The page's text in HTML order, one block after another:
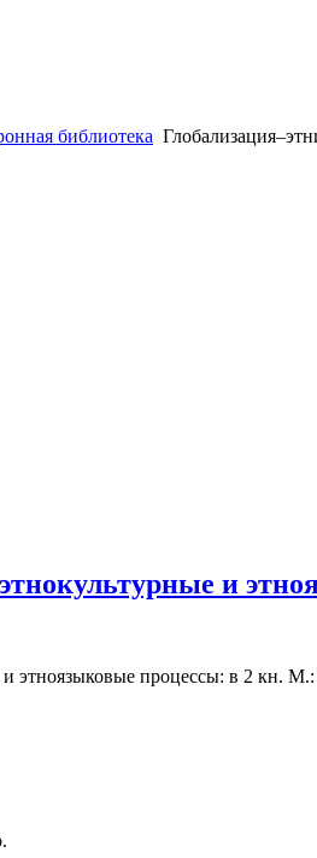
библиотека
и
и этноязыковые процессы: в 2 кн.